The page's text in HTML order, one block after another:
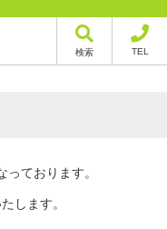
検索 TEL
ております。
します。